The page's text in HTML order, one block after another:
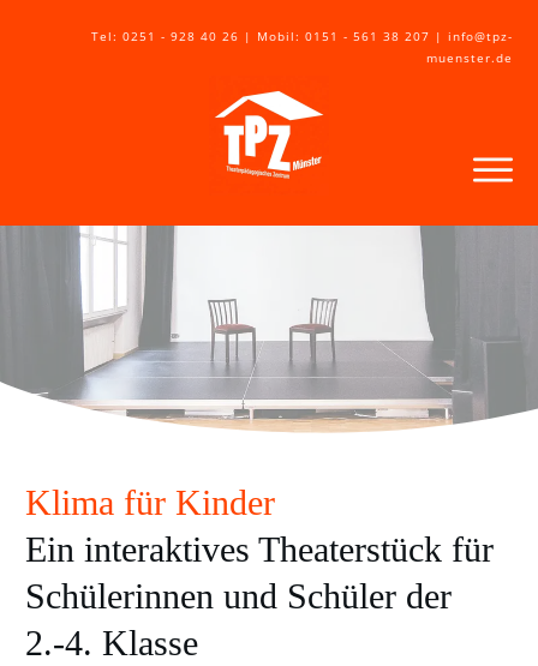
Tel: 0251 - 928 40 26 | Mobil: 0151 - 561 38 207 | info@tpz-
muenster.de
Klima für Kinder
Ein interaktives Theaterstück für
Schülerinnen und Schüler der
2.-4. Klasse